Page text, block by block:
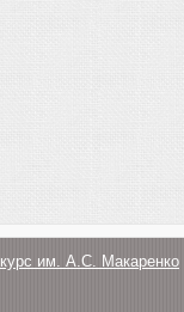
им. А.С. Макаренко